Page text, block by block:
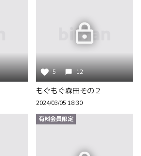
5 12
もぐもぐ森田その２
2024/03/05 18:30
有料会員限定